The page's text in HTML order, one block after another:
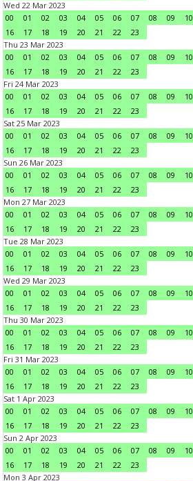
Wed 22 Mar 2023
00
01 02 03 04 05 06 07 08 09 10
16
17 18 19 20 21 22
23
Thu 23 Mar 2023
00
01 02 03 04 05 06 07 08 09 10
16
17 18 19 20 21 22
23
Fri 24 Mar 2023
00
01 02 03 04 05 06 07 08 09 10
16
17 18 19 20 21 22
23
Sat 25 Mar 2023
00
01 02 03 04 05 06 07 08 09 10
16
17 18 19 20 21 22
23
Sun 26 Mar 2023
00
01 02 03 04 05 06 07 08 09 10
16
17 18 19 20 21 22
23
Mon 27 Mar 2023
00
01 02 03 04 05 06 07 08 09 10
16
17 18 19 20 21 22
23
Tue 28 Mar 2023
00
01 02 03 04 05 06 07 08 09 10
16
17 18 19 20 21 22
23
Wed 29 Mar 2023
00
01 02 03 04 05 06 07 08 09 10
16
17 18 19 20 21 22
23
Thu 30 Mar 2023
00
01 02 03 04 05 06 07 08 09 10
16
17 18 19 20 21 22
23
Fri 31 Mar 2023
00
01 02 03 04 05 06 07 08 09 10
16
17 18 19 20 21 22
23
Sat 1 Apr 2023
00
01 02 03 04 05 06 07 08 09 10
16
17 18 19 20 21 22
23
Sun 2 Apr 2023
00
01 02 03 04 05 06 07 08 09 10
16
17 18 19 20 21 22
23
Mon 3 Apr 2023